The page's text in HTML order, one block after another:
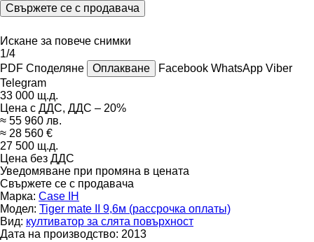
Свържете се с продавача
Искане за повече снимки
1/4
PDF Споделяне Оплакване Facebook WhatsApp Viber
Telegram
33 000 щ.д.
Цена с ДДС, ДДС – 20%
≈ 55 960 лв.
≈ 28 560 €
27 500 щ.д.
Цена без ДДС
Уведомяване при промяна в цената
Свържете се с продавача
Марка: Case IH
Модел: Tiger mate II 9,6м (рассрочка оплаты)
Вид: култиватор за слята повърхност
Дата на производство: 2013